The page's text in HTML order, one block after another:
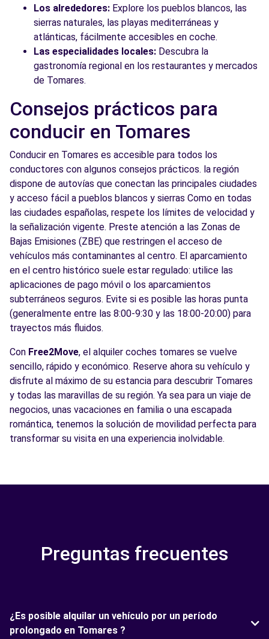
Los alrededores: Explore los pueblos blancos, las
sierras naturales, las playas mediterráneas y
atlánticas, fácilmente accesibles en coche.
Las especialidades locales: Descubra la
gastronomía regional en los restaurantes y mercados
de Tomares.
Consejos prácticos para
conducir en Tomares
Conducir en Tomares es accesible para todos los
conductores con algunos consejos prácticos. la región
dispone de autovías que conectan las principales ciudades
y acceso fácil a pueblos blancos y sierras Como en todas
las ciudades españolas, respete los límites de velocidad y
la señalización vigente. Preste atención a las Zonas de
Bajas Emisiones (ZBE) que restringen el acceso de
vehículos más contaminantes al centro. El aparcamiento
en el centro histórico suele estar regulado: utilice las
aplicaciones de pago móvil o los aparcamientos
subterráneos seguros. Evite si es posible las horas punta
(generalmente entre las 8:00-9:30 y las 18:00-20:00) para
trayectos más fluidos.
Con Free2Move, el alquiler coches tomares se vuelve
sencillo, rápido y económico. Reserve ahora su vehículo y
disfrute al máximo de su estancia para descubrir Tomares
y todas las maravillas de su región. Ya sea para un viaje de
negocios, unas vacaciones en familia o una escapada
romántica, tenemos la solución de movilidad perfecta para
transformar su visita en una experiencia inolvidable.
Preguntas frecuentes
¿Es posible alquilar un vehículo por un período
prolongado en Tomares ?